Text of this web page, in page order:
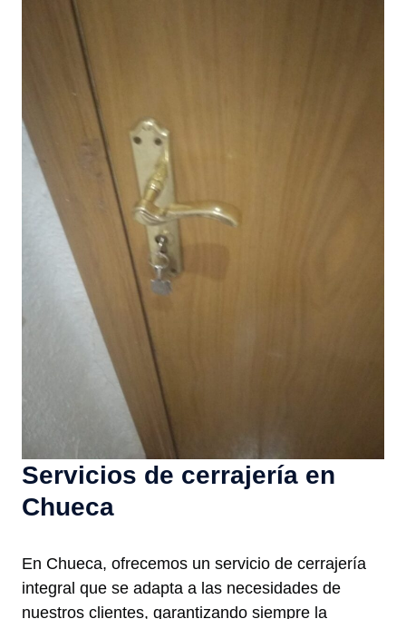
Servicios de cerrajería en
Chueca
En Chueca, ofrecemos un servicio de cerrajería
integral que se adapta a las necesidades de
nuestros clientes, garantizando siempre la